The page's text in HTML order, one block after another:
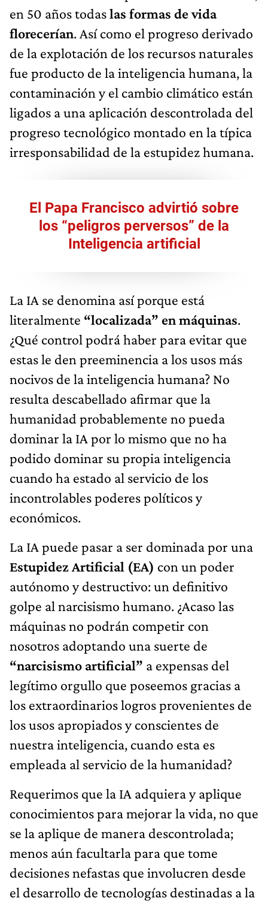
en 50 años todaslas formas de vida
florecerían. Así como el progreso derivado
de la explotación de los recursos naturales
fue producto de la inteligencia humana, la
contaminación y el cambio climático están
ligados a una aplicación descontrolada del
progreso tecnológico montado en la típica
irresponsabilidad de la estupidez humana.
El Papa Francisco advirtió sobre
los “peligros perversos” de la
Inteligencia artificial
La IA se denomina así porque está
literalmente “localizada” en máquinas.
¿Qué control podrá haber para evitar que
estas le den preeminencia a los usos más
nocivos de la inteligencia humana? No
resulta descabellado afirmar que la
humanidad probablemente no pueda
dominar la IA por lo mismo que no ha
podido dominar su propia inteligencia
cuando ha estado al servicio de los
incontrolables poderes políticos y
económicos.
La IA puede pasar a ser dominada por una
Estupidez Artificial (EA) con un poder
autónomo y destructivo: un definitivo
golpe al narcisismo humano. ¿Acaso las
máquinas no podrán competir con
nosotros adoptando una suerte de
“narcisismo artificial” a expensas del
legítimo orgullo que poseemos gracias a
los extraordinarios logros provenientes de
los usos apropiados y conscientes de
nuestra inteligencia, cuando esta es
empleada al servicio de la humanidad?
Requerimos que la IA adquiera y aplique
conocimientos para mejorar la vida, no que
se la aplique de manera descontrolada;
menos aún facultarla para que tome
decisiones nefastas que involucren desde
el desarrollo de tecnologías destinadas a la